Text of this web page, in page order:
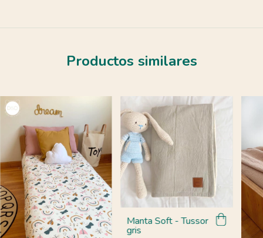
Productos similares
Manta Soft - Tussor
gris